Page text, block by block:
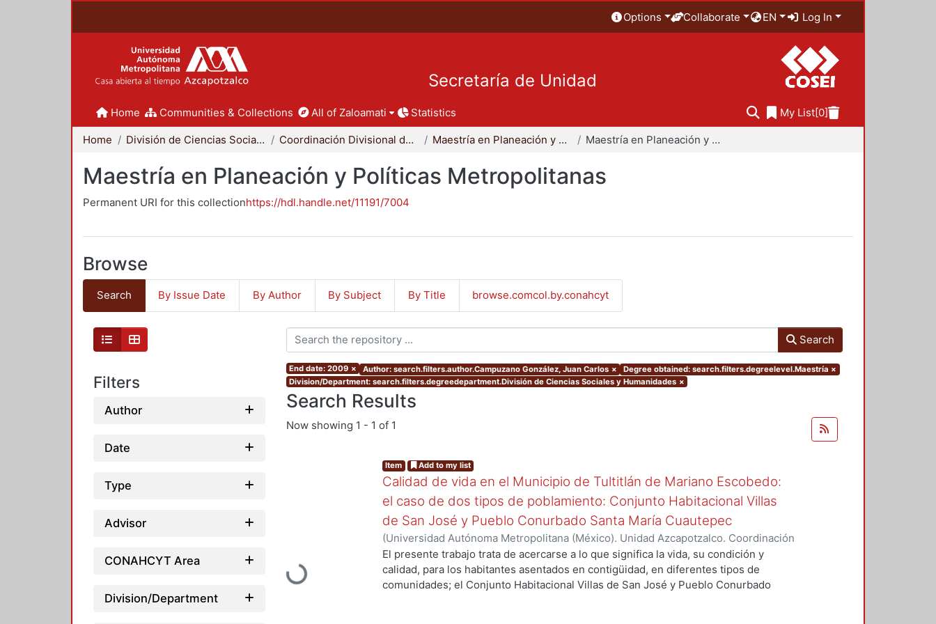
Options Collaborate EN Log In
Secretaría de Unidad
Home Communities & Collections All of Zaloamati Statistics My List[0]
Home División de Ciencias Sociales y Humanidades Coordinación Divisional de Posgrado Maestría en Planeación y Políticas Metropolitanas Maestría en Planeación y Políticas Metropolitanas
Maestría en Planeación y Políticas Metropolitanas
Permanent URI for this collectionhttps://hdl.handle.net/11191/7004
Browse
Search By Issue Date By Author By Subject By Title browse.comcol.by.conahcyt
Filters
Author
Date
Type
Advisor
CONAHCYT Area
Division/Department
Search
End date: 2009 × Author: search.filters.author.Campuzano González, Juan Carlos × Degree obtained: search.filters.degreelevel.Maestría ×
Division/Department: search.filters.degreedepartment.División de Ciencias Sociales y Humanidades ×
Search Results
Now showing 1 - 1 of 1
Loading...
Item Add to my list
Calidad de vida en el Municipio de Tultitlán de Mariano Escobedo:
el caso de dos tipos de poblamiento: Conjunto Habitacional Villas
de San José y Pueblo Conurbado Santa María Cuautepec
(Universidad Autónoma Metropolitana (México). Unidad Azcapotzalco. Coordinación
de Servicios de Información.,2004)Campuzano González, Juan Carlos
El presente trabajo trata de acercarse a lo que significa la vida, su condición y
calidad, para los habitantes asentados en contigüidad, en diferentes tipos de
comunidades; el Conjunto Habitacional Villas de San José y Pueblo Conurbado